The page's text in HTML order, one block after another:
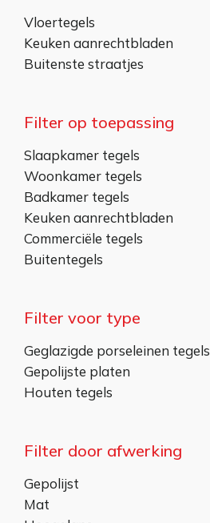
Vloertegels
Keuken aanrechtbladen
Buitenste straatjes
Filter op toepassing
Slaapkamer tegels
Woonkamer tegels
Badkamer tegels
Keuken aanrechtbladen
Commerciële tegels
Buitentegels
Filter voor type
Geglazigde porseleinen tegels
Gepolijste platen
Houten tegels
Filter door afwerking
Gepolijst
Mat